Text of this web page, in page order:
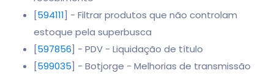
[594111] - Filtrar produtos que não controlam
estoque pela superbusca
[597856] - PDV - Liquidação de título
[599035] - Botjorge - Melhorias de transmissão